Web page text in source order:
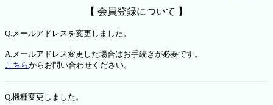
【 会員登録について 】
Q.メールアドレスを変更しました。
A.メールアドレス変更した場合はお手続きが必要です。
こちらからお問い合わせください。
Q.機種変更しました。